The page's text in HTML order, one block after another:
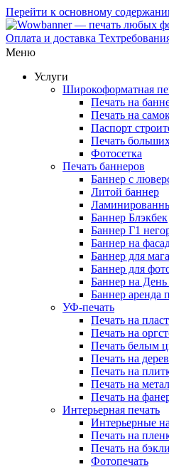
Перейти к основному
Оплата и доставка
Меню
Услуги
Широкоформатная
Печать на
Печать на
Паспорт
Печать
Фотосетка
Печать баннеров
Баннер с
Литой баннер
Баннер Блэкбек
Баннер Г1
Баннер на
Баннер для
Баннер для
Баннер на
Баннер аренда
УФ-печать
Печать на
Печать на
Печать белым
Печать на
Печать на
Печать на
Печать на
Интерьерная печать
Интерьерные
Печать на
Печать на
Фотопечать